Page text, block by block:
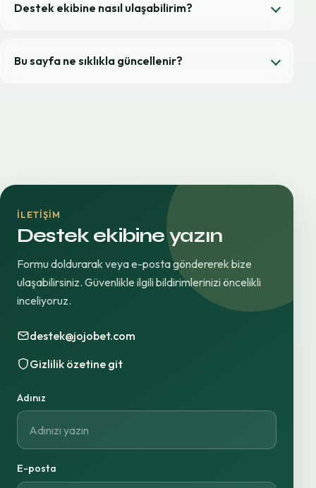
Destek ekibine nasıl ulaşabilirim?
Bu sayfa ne sıklıkla güncellenir?
İLETIŞIM
Destek ekibine yazın
Formu doldurarak veya e-posta göndererek bize
ulaşabilirsiniz. Güvenlikle ilgili bildirimlerinizi öncelikli
inceliyoruz.
destek@jojobet.com
Gizlilik özetine git
Adınız
E-posta